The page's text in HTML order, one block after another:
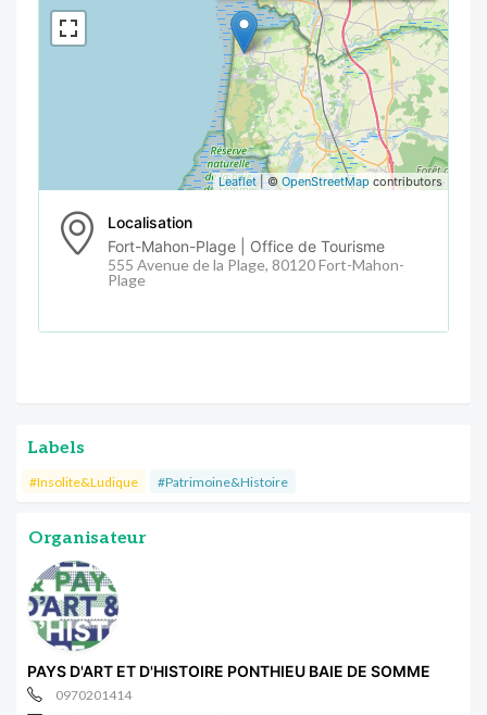
Leaflet| © OpenStreetMap contributors
Localisation
Fort-Mahon-Plage | Office de Tourisme
555 Avenue de la Plage, 80120 Fort-Mahon-
Plage
Labels
#Insolite&Ludique #Patrimoine&Histoire
Organisateur
PAYS D'ART ET D'HISTOIRE PONTHIEU BAIE DE SOMME
0970201414